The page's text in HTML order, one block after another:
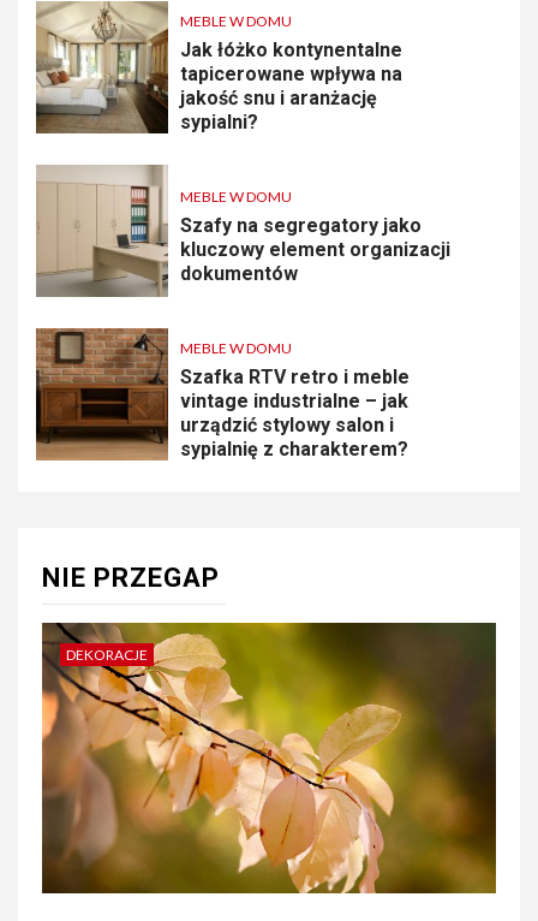
MEBLE W DOMU
Jak łóżko kontynentalne
tapicerowane wpływa na
jakość snu i aranżację
sypialni?
MEBLE W DOMU
Szafy na segregatory jako
kluczowy element organizacji
dokumentów
MEBLE W DOMU
Szafka RTV retro i meble
vintage industrialne – jak
urządzić stylowy salon i
sypialnię z charakterem?
NIE PRZEGAP
DEKORACJE